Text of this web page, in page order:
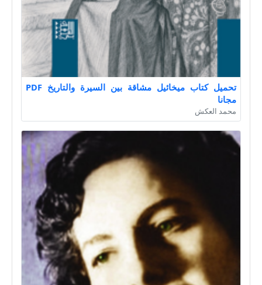
تحميل كتاب ميخائيل مشاقة بين السيرة والتاريخ PDF
مجانا
محمد العكش